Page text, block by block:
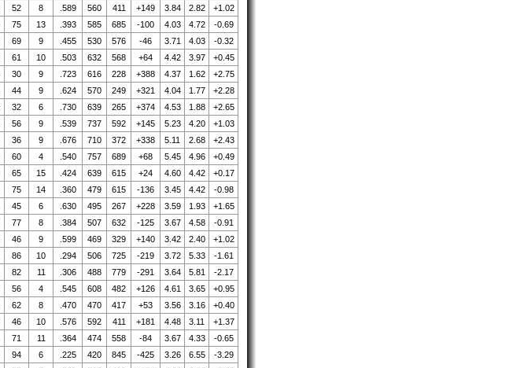
52 8 .589 560 411 +149 3.84 2.82
+1.02
75 13 .393 585 685 -100 4.03 4.72
-0.69
69 9 .455 530 576 -46 3.71 4.03
-0.32
61 10 .503 632 568 +64 4.42 3.97
+0.45
30 9 .723 616 228 +388 4.37 1.62
+2.75
44 9 .624 570 249 +321 4.04 1.77
+2.28
32 6 .730 639 265 +374 4.53 1.88
+2.65
56 9 .539 737 592 +145 5.23 4.20
+1.03
36 9 .676 710 372 +338 5.11 2.68
+2.43
60 4 .540 757 689 +68 5.45 4.96
+0.49
65 15 .424 639 615 +24 4.60 4.42
+0.17
75 14 .360 479 615 -136 3.45 4.42
-0.98
45 6 .630 495 267 +228 3.59 1.93
+1.65
77 8 .384 507 632 -125 3.67 4.58
-0.91
46 9 .599 469 329 +140 3.42 2.40
+1.02
86 10 .294 506 725 -219 3.72 5.33
-1.61
82 11 .306 488 779 -291 3.64 5.81
-2.17
56 4 .545 608 482 +126 4.61 3.65
+0.95
62 8 .470 470 417 +53 3.56 3.16
+0.40
46 10 .576 592 411 +181 4.48 3.11
+1.37
71 11 .364 474 558 -84 3.67 4.33
-0.65
94 6 .225 420 845 -425 3.26 6.55
-3.29